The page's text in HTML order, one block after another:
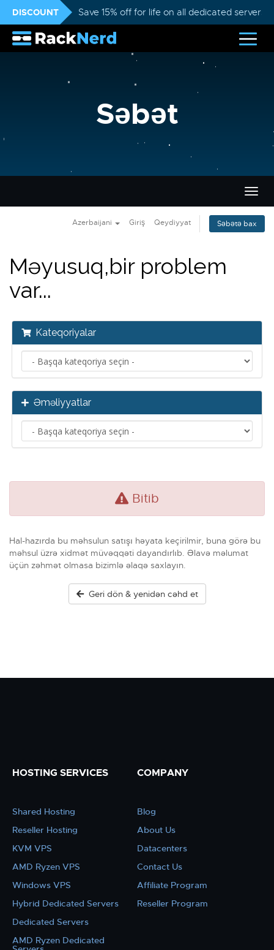
DISCOUNT Save 15% off for life on all dedicated servers
Səbət
keçid
Azerbaijani Giriş Qeydiyyat Səbətə bax
Məyusuq,bir problem
var...
Kateqoriyalar
Əməliyyatlar
Bitib
Hal-hazırda bu məhsulun satışı həyata keçirilmir, buna görə bu
məhsul üzrə xidmət müvəqqəti dayandırlıb. Əlavə məlumat
üçün zəhmət olmasa bizimlə əlaqə saxlayın.
Geri dön & yenidən cəhd et
HOSTING SERVICES
Shared Hosting
Reseller Hosting
KVM VPS
AMD Ryzen VPS
Windows VPS
Hybrid Dedicated Servers
Dedicated Servers
AMD Ryzen Dedicated
COMPANY
Blog
About Us
Datacenters
Contact Us
Affiliate Program
Reseller Program